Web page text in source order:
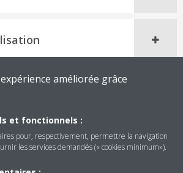
améliorée grâce
et fonctionnels :
pour, respectivement, permettre la navigation
les services demandés (« cookies minimum»).